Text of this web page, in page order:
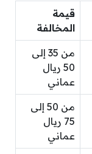
قيمة
المخالفة
من 35 إلى
50 ريال
عماني
من 50 إلى
75 ريال
عماني